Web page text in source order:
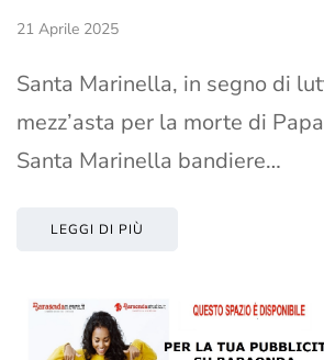
21 Aprile 2025
Santa Marinella, in segno di
mezz’asta per la morte di
Santa Marinella bandiere…
LEGGI DI PIÙ